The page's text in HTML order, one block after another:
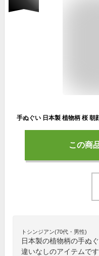
この商
トシンジアン(70代・男性)
日本製の植物柄の手ぬ
違いなしのアイテムで